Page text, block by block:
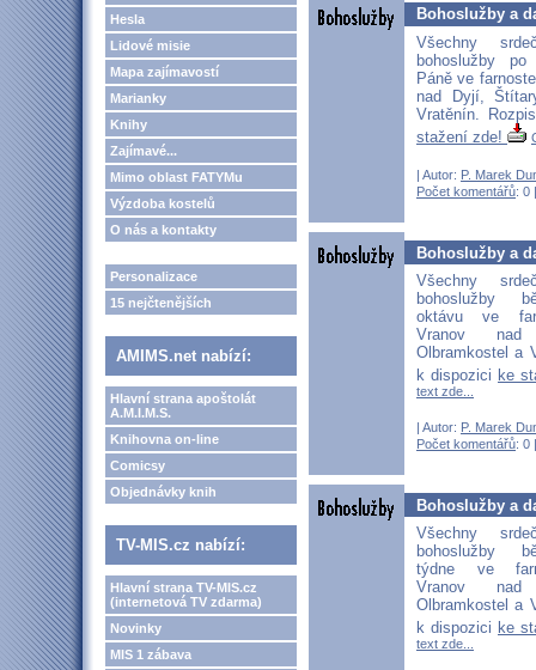
Hesla
Lidové misie
Mapa zajímavostí
Marianky
Knihy
Zajímavé...
Mimo oblast FATYMu
Výzdoba kostelů
O nás a kontakty
Personalizace
15 nejčtenějších
AMIMS.net nabízí:
Hlavní strana apoštolát
A.M.I.M.S.
Knihovna on-line
Comicsy
Objednávky knih
TV-MIS.cz nabízí:
Hlavní strana TV-MIS.cz
(internetová TV zdarma)
Novinky
MIS 1 zábava
Bohoslužby a
Všechny
bohoslužby
Páně ve
nad Dyjí,
Vratěnín.
stažení zde!
| Autor: P. Marek
Počet komentářů: 0
Bohoslužby a
Všechny
bohoslužby
oktávu ve
Vranov
Olbramkostel a
k dispozici ke
text zde...
| Autor: P. Marek
Počet komentářů: 0
Bohoslužby a
Všechny
bohoslužby
týdne ve
Vranov
Olbramkostel a
k dispozici ke
text zde...